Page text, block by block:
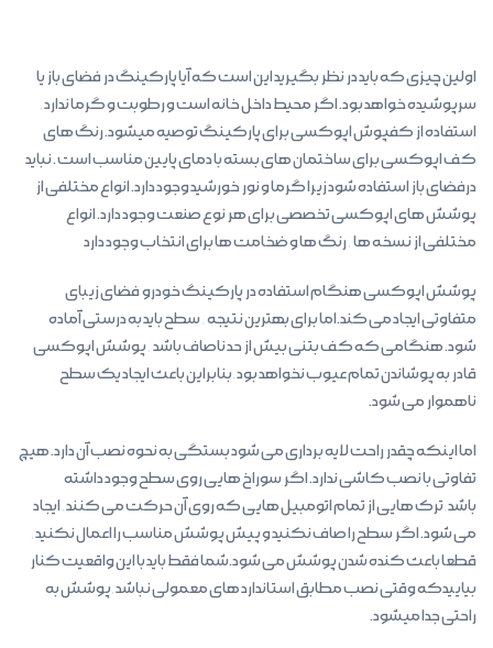
اولین چیزی که باید در نظر بگیرید این است که آیا پارکینگ در فضای باز یا
سرپوشیده خواهد بود. اگر محیط داخل خانه است و رطوبت و گرما ندارد,
استفاده از کفپوش اپوکسی برای پارکینگ توصیه میشود. رنگ های
کف اپوکسی برای ساختمان های بسته با دمای پایین مناسب است . نباید
درفضای باز استفاده شود زیرا گرما و نور خورشید وجود دارد. انواع مختلفی از
پوشش های اپوکسی تخصصی برای هر نوع صنعت وجود دارد. انواع
مختلفی از نسخه ها , رنگ ها و ضخامت ها برای انتخاب وجود دارد
پوشش اپوکسی هنگام استفاده در پارکینگ خودرو فضای زیبای
متفاوتی ایجاد می کند.اما برای بهترین نتیجه , سطح باید به درستی آماده
شود. هنگامی که کف بتنی بیش از حد ناصاف باشد , پوشش اپوکسی
قادر به پوشاندن تمام عیوب نخواهد بود,بنابراین باعث ایجاد یک سطح
ناهموار می شود.
اما اینکه چقدر راحت لایه برداری می شود بستگی به نحوه نصب آن دارد. هیچ
تفاوتی با نصب کاشی ندارد. اگر سوراخ هایی روی سطح وجود داشته
باشد,ترک هایی از تمام اتومبیل هایی که روی آن حرکت می کنند, ایجاد
می شود. اگر سطح را صاف نکنید و پیش پوشش مناسب را اعمال نکنید,
قطعا باعث کنده شدن پوشش می شود.شما فقط باید با این واقعیت کنار
بیاییدکه وقتی نصب مطابق استاندارد های معمولی نباشد,پوشش به
راحتی جدا میشود.